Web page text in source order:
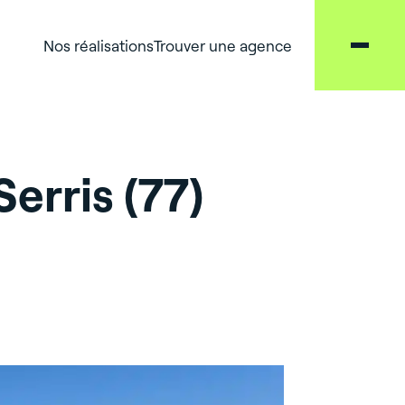
Nos réalisationsTrouver une agence
(77)